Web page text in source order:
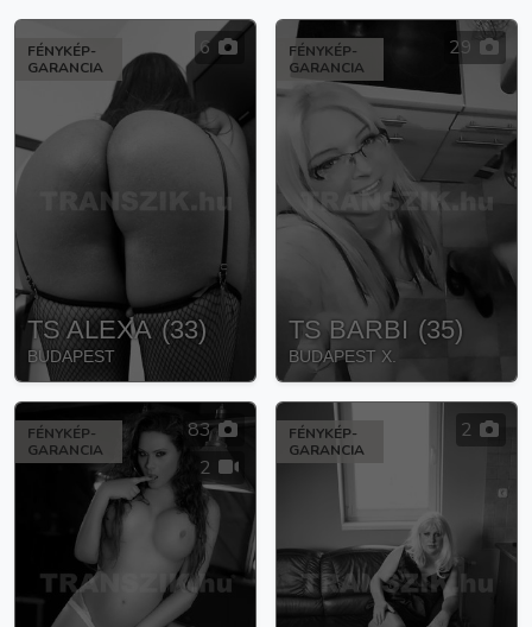
FÉNYKÉP-
GARANCIA
6
TS ALEXA (33)
BUDAPEST
FÉNYKÉP-
GARANCIA
29
TS BARBI (35)
BUDAPEST X.
FÉNYKÉP-
GARANCIA
83
2
FÉNYKÉP-
GARANCIA
2